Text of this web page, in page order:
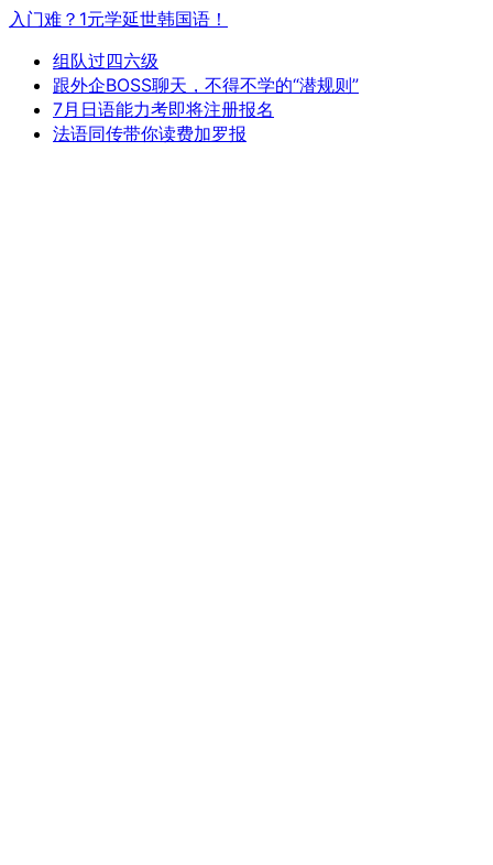
入门难？1元学延世韩国语！
组队过四六级
跟外企BOSS聊天，不得不学的“潜规则”
7月日语能力考即将注册报名
法语同传带你读费加罗报